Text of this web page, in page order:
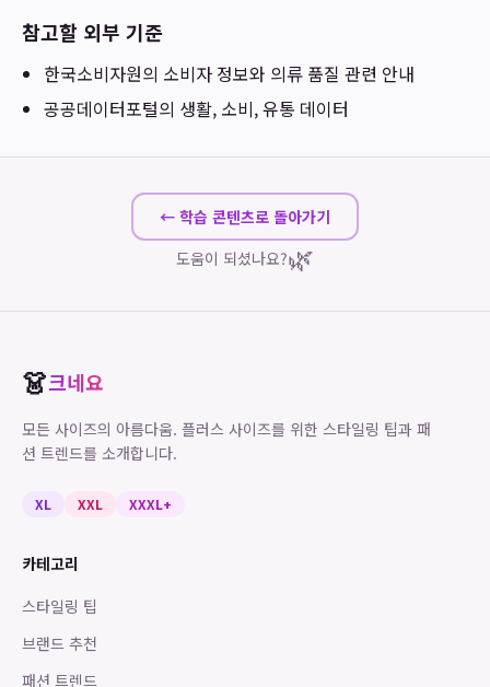
참고할 외부 기준
한국소비자원의 소비자 정보와 의류 품질 관련 안내
공공데이터포털의 생활, 소비, 유통 데이터
← 학습 콘텐츠로 돌아가기
도움이 되셨나요?🌿
👗크네요
모든 사이즈의 아름다움. 플러스 사이즈를 위한 스타일링 팁과 패
션 트렌드를 소개합니다.
XL XXL XXXL+
카테고리
스타일링 팁
브랜드 추천
패션 트렌드